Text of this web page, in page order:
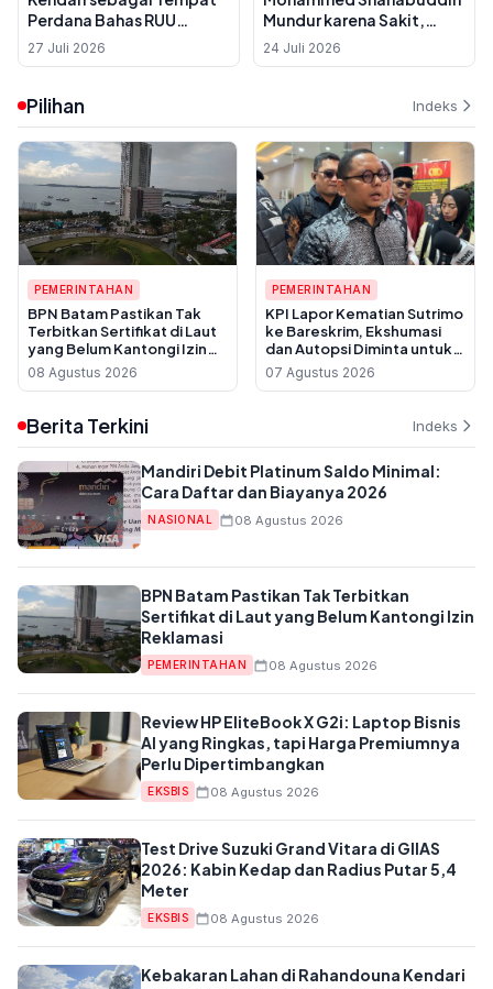
Perdana Bahas RUU
Sisdiknas, Ini Alasannya
27 Juli 2026
Mundur karena Sakit,
Dinamika Politik
Menjelang Kepulangan
24 Juli 2026
Pilihan Indeks
PEMERINTAHAN
BPN Batam Pastikan Tak
Terbitkan Sertifikat di Laut
yang Belum Kantongi Izin
Reklamasi
08 Agustus 2026
PEMERINTAHAN
KPI Lapor Kematian Sutrimo
ke Bareskrim, Ekshumasi
dan Autopsi Diminta untuk
Usut Dugaan Pembunuhan
07 Agustus 2026
Berita Terkini Indeks
Mandiri Debit Platinum Saldo Minimal:
Cara Daftar dan Biayanya 2026
NASIONAL 08 Agustus 2026
BPN Batam Pastikan Tak Terbitkan
Sertifikat di Laut yang Belum Kantongi Izin
Reklamasi
PEMERINTAHAN 08 Agustus 2026
Review HP EliteBook X G2i: Laptop Bisnis
AI yang Ringkas, tapi Harga Premiumnya
Perlu Dipertimbangkan
EKSBIS 08 Agustus 2026
Test Drive Suzuki Grand Vitara di GIIAS
2026: Kabin Kedap dan Radius Putar 5,4
Meter
EKSBIS 08 Agustus 2026
Kebakaran Lahan di Rahandouna Kendari